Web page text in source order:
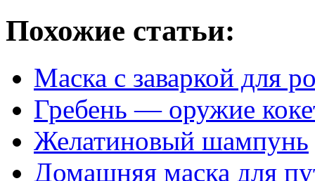
Похожие статьи:
Маска с заваркой для
Гребень — оружие
Желатиновый шампунь
Домашняя маска для